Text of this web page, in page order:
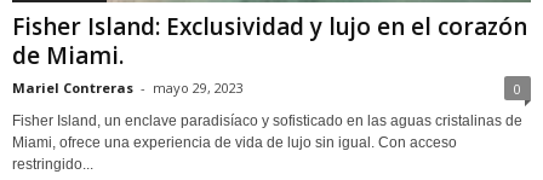
Fisher Island: Exclusividad y lujo en el corazón
de Miami.
Mariel Contreras - mayo 29, 2023 0
Fisher Island, un enclave paradisíaco y sofisticado en las aguas cristalinas de
Miami, ofrece una experiencia de vida de lujo sin igual. Con acceso
restringido...